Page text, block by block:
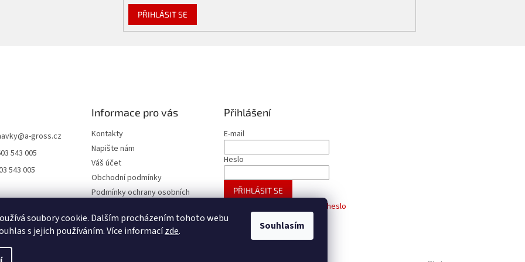
soubory cookie. Dalším procházením tohoto webu
s jejich používáním. Více informacízde. Souhlasím
PŘIHLÁSIT SE
@a-gross.cz
543 005
543 005
Informace pro vás
Kontakty
Napište nám
Váš účet
Obchodní podmínky
Podmínky ochrany osobních
Reklamace
Přihlášení
E-mail
Heslo
PŘIHLÁSIT SE
Zapomenuté heslo